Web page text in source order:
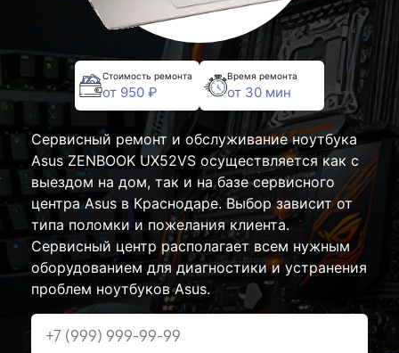
Стоимость ремонта
от 950 ₽
Время ремонта
от 30 мин
Сервисный ремонт и обслуживание ноутбука
Asus ZENBOOK UX52VS осуществляется как с
выездом на дом, так и на базе сервисного
центра Asus в Краснодаре. Выбор зависит от
типа поломки и пожелания клиента.
Сервисный центр располагает всем нужным
оборудованием для диагностики и устранения
проблем ноутбуков Asus.